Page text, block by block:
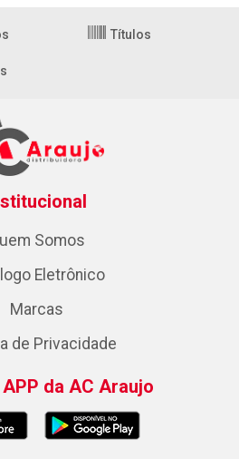
Títulos
Somos
Eletrônico
Marcas
de Privacidade
da AC Araujo